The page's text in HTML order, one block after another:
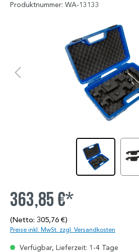
Produktnummer: WA-13133
363,85 €*
(Netto: 305,76 €)
Preise inkl. MwSt. zzgl. Versandkosten
Verfügbar, Lieferzeit: 1-4 Tage